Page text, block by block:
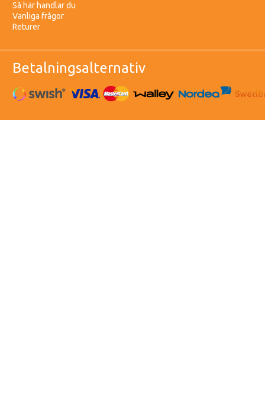
Så här handlar du
Vanliga frågor
Returer
Betalningsalternativ